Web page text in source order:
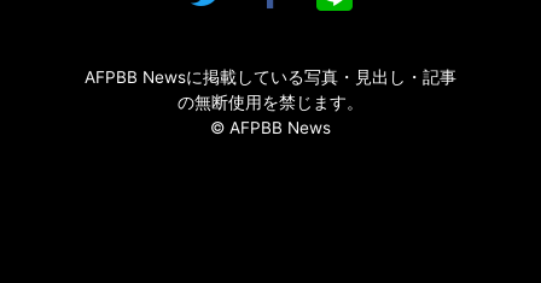
AFPBB Newsに掲載している写真・見出し・記事
の無断使用を禁じます。
© AFPBB News